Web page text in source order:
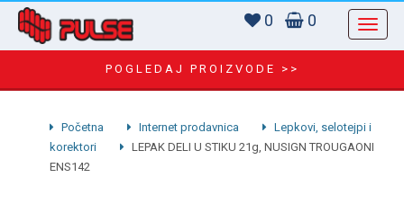
0 0
POGLEDAJ PROIZVODE >>
Početna Internet prodavnica
Lepkovi, selotejpi i
korektori
LEPAK DELI U STIKU 21g, NUSIGN TROUGAONI
ENS142